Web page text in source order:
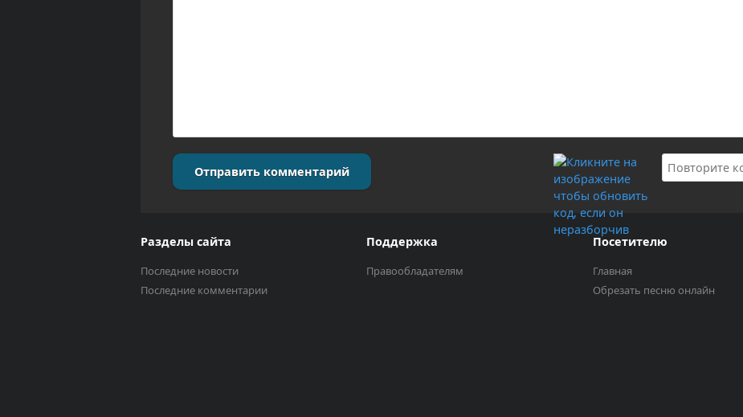
Отправить комментарий
Разделы сайта
Последние новости
Последние комментарии
Поддержка
Правообладателям
Посетителю
Главная
Обрезать песню онлайн